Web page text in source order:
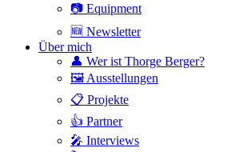
📷 Equipment
🆕 Newsletter
Über mich
👤 Wer ist Thorge Berger?
🖼 Ausstellungen
📋 Projekte
👍 Partner
🎤 Interviews